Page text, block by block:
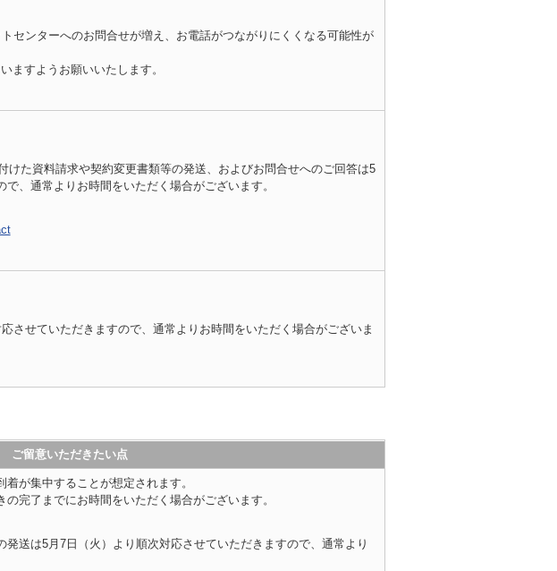
センターへのお問合せが増え、お電話がつながりにくくなる可能性が
ますようお願いいたします。
けた資料請求や契約変更書類等の発送、およびお問合せへのご回答は5
、通常よりお時間をいただく場合がございます。
させていただきますので、通常よりお時間をいただく場合がございま
ご留意いただきたい点
が集中することが想定されます。
完了までにお時間をいただく場合がございます。
送は5月7日（火）より順次対応させていただきますので、通常より